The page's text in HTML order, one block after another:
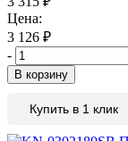
Цена:
3 126 ₽
-
В корзину
Купить в 1 клик